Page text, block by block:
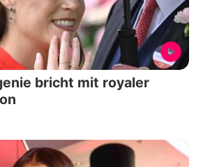
bricht mit royaler